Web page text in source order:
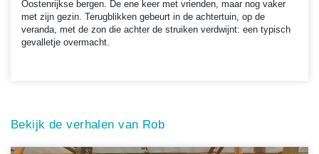
Oostenrijkse bergen. De ene keer met vrienden, maar nog vaker
met zijn gezin. Terugblikken gebeurt in de achtertuin, op de
veranda, met de zon die achter de struiken verdwijnt: een typisch
gevalletje overmacht.
Bekijk de verhalen van Rob